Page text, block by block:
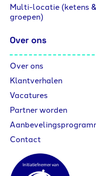
Multi-locatie (ketens &
groepen)
Over ons
Over ons
Klantverhalen
Vacatures
Partner worden
Contact